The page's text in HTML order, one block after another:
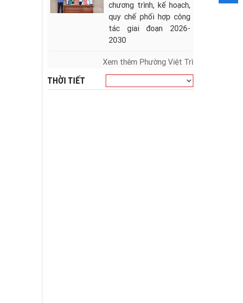
chương trình, kế hoạch,
quy chế phối hợp công
tác giai đoạn 2026-
2030
Xem thêm Phường Việt Trì
THỜI TIẾT